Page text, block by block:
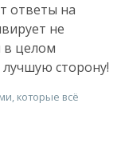
ответы на
не
в целом
сторону!
которые всё